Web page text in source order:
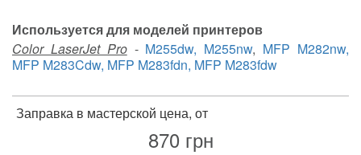
Используется для моделей принтеров
Color LaserJet Pro- M255dw, M255nw, MFP M282nw,
MFP M283Cdw, MFP M283fdn, MFP M283fdw
Заправка в мастерской цена, от
870грн